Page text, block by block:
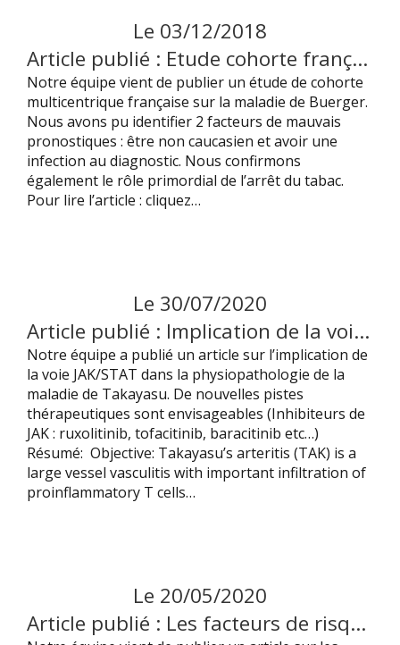
Le 03/12/2018
Article publié : Etude cohorte française évaluant les facteurs pronostiques dans la Maladie de Buerger ( Thromboangéite oblitérante)
Notre équipe vient de publier un étude de cohorte
multicentrique française sur la maladie de Buerger.
Nous avons pu identifier 2 facteurs de mauvais
pronostiques : être non caucasien et avoir une
infection au diagnostic. Nous confirmons
également le rôle primordial de l’arrêt du tabac.
Pour lire l’article : cliquez…
Le 30/07/2020
Article publié : Implication de la voie JAK/STAT dans la maladie de Takayasu, une nouvelle piste thérapeutique !
Notre équipe a publié un article sur l’implication de
la voie JAK/STAT dans la physiopathologie de la
maladie de Takayasu. De nouvelles pistes
thérapeutiques sont envisageables (Inhibiteurs de
JAK : ruxolitinib, tofacitinib, baracitinib etc…)
Résumé: Objective: Takayasu’s arteritis (TAK) is a
large vessel vasculitis with important infiltration of
proinflammatory T cells…
Le 20/05/2020
Article publié : Les facteurs de risques de récidive artérielle après chirurgie dans la maladie de Behçet.